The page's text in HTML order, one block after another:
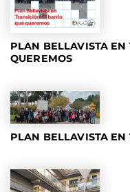
PLAN BELLAVISTA
QUEREMOS
PLAN BELLAVISTA EN